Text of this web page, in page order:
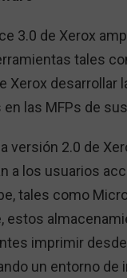
3.0 de Xerox
tales
desarrollar
las MFPs de
versión 2.0 de
a los usuarios
tales como
estos
imprimir
un entorno de